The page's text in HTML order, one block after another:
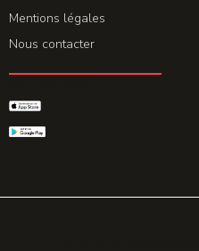
Mentions légales
Nous contacter